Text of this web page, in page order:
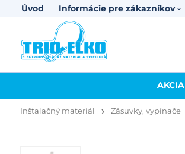
Úvod Informácie pre zákazníkov
AKCIA
Inštalačný materiál Zásuvky, vypínače